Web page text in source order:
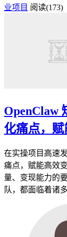
业项目 阅读(173)
OpenClaw
化痛点，
在实操项目高速
痛点，赋能高效
量、变现能力的
队，都面临着诸